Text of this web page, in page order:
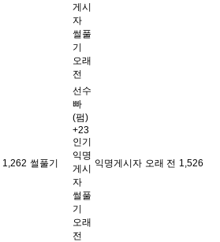
게시
자
썰풀
기
오래
전
1,262 썰풀기
선수
빠
(펌)
+23
인기
익명
게시
자
썰풀
기
오래
전
익명게시자 오래 전 1,526